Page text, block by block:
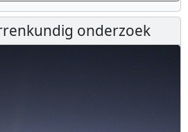
onderzoek